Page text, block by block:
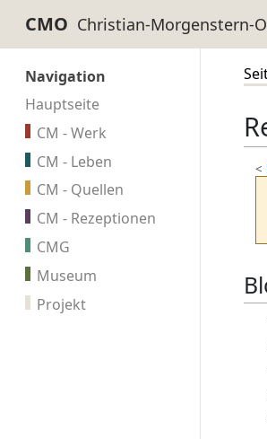
CMO
Navigation
Hauptseite
CM - Werk
CM - Leben
CM - Quellen
CM - Rezeptionen
CMG
Museum
Projekt
<